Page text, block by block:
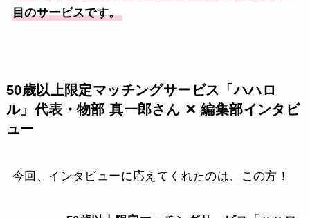
目のサービスです。
50歳以上限定マッチングサービス「ハハロ
ル」代表・物部 真一郎さん ✕ 編集部インタビ
ュー
今回、インタビューに応えてくれたのは、この方！